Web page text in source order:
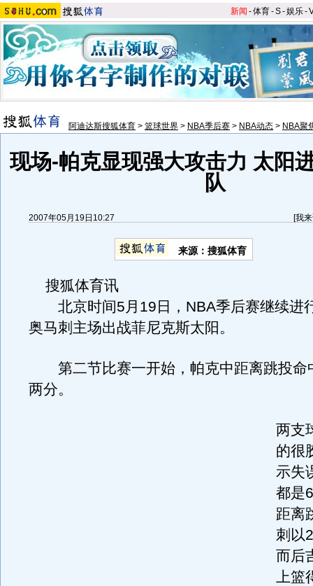
新闻 -体育-S-娱乐-
阿迪达斯搜狐体育 > 篮球世界 > NBA季后赛 > NBA动态 > NBA聚
现场-帕克显现强大攻击力 太阳
队
2007年05月19日10:27 [我
来源：搜狐体育
搜狐体育讯
北京时间5月19日，NBA季后赛继续进
奥马刺主场出战菲尼克斯太阳。
第二节比赛一开始，帕克中距离跳投命
两分。
两支
的很
示失
都是
距离
刺以
而后
上篮